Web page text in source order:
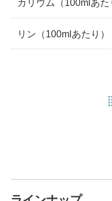
カリウム （100mlあた
リン （100mlあたり）